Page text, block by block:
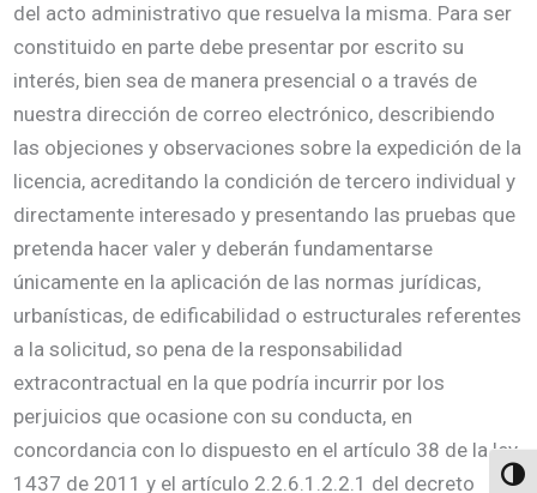
del acto administrativo que resuelva la misma. Para ser
constituido en parte debe presentar por escrito su
interés, bien sea de manera presencial o a través de
nuestra dirección de correo electrónico, describiendo
las objeciones y observaciones sobre la expedición de la
licencia, acreditando la condición de tercero individual y
directamente interesado y presentando las pruebas que
pretenda hacer valer y deberán fundamentarse
únicamente en la aplicación de las normas jurídicas,
urbanísticas, de edificabilidad o estructurales referentes
a la solicitud, so pena de la responsabilidad
extracontractual en la que podría incurrir por los
perjuicios que ocasione con su conducta, en
concordancia con lo dispuesto en el artículo 38 de la ley
1437 de 2011 y el artículo 2.2.6.1.2.2.1 del decreto